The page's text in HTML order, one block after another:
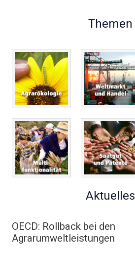
Themen
Aktuelles
OECD: Rollback bei den
Agrarumweltleistungen